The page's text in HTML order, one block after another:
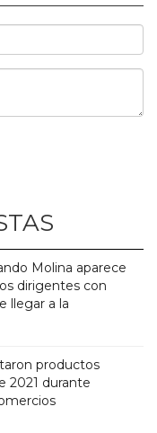
Molina aparece
dirigentes con
llegar a la
productos
2021 durante